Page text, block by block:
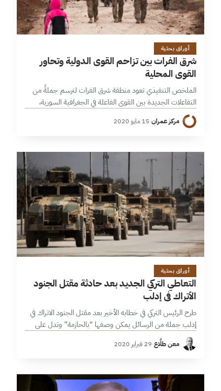
18 دقائق
أوراق بحثية
شرق الفرات بين تزاحم القوى الدولية وتحاور
القوى المحلية
الملخص التنفيذي تعود منطقة شرق الفرات لترسم جملةً من
التفاعلات الجديدة بين القوى الفاعلة في الجغرافية السورية،
وبالأخص الولايات المتحدة الأمريكية وروسيا الاتحادية، ويحاول
الطرفان تبادل التضييق في البقعة الجغرافية…
مركز عمران·15 مايو 2020
4 دقائق
أوراق بحثية
التعاطي التركي الجديد بعد حادثة مقتل الجنود
الأتراك في إدلب
طرح الرئيس التركي في خطابه الأخير بعد مقتل الجنود الاتراك في
إدلب جملة من الرسائل يمكن وصفها “بالحازمة” وتدل على
توجه جديد للتعاطي التركي في سورية على رأسها “تغيير قواعد…
معن طلَّاع·29 فبراير 2020